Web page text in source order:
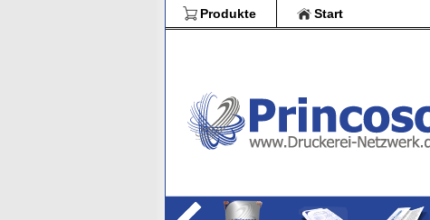
Produkte Start
Blöcke